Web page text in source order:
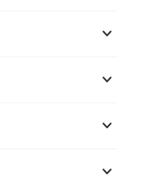
keyboard_arrow_down
keyboard_arrow_down
keyboard_arrow_down
keyboard_arrow_down